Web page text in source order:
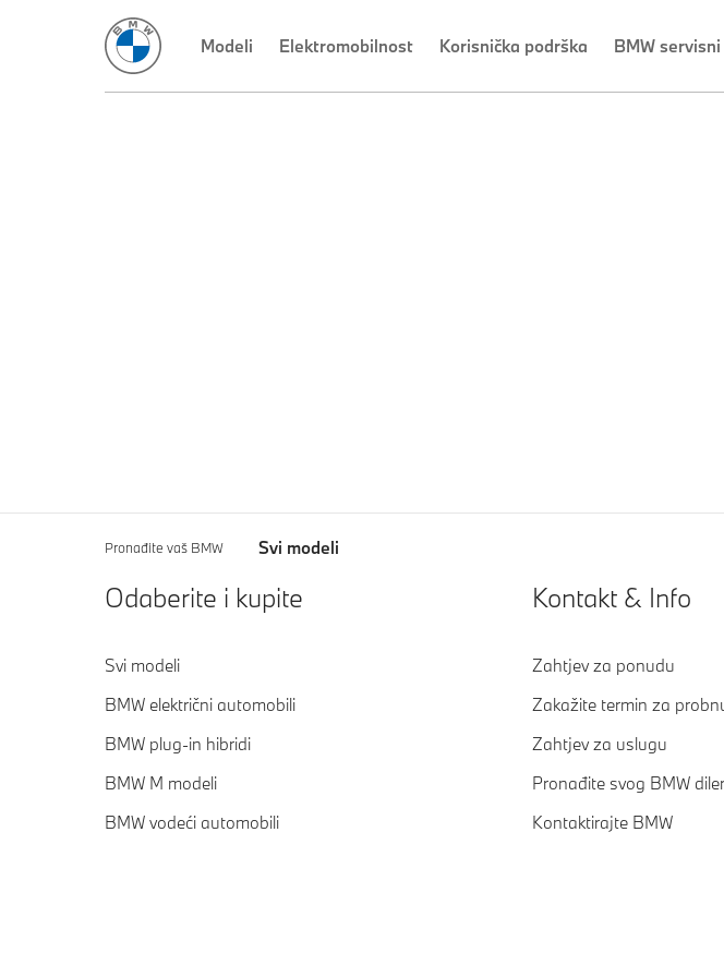
Modeli Elektromobilnost Korisnička podrška BMW
Pronađite vaš BMW Svi modeli
Odaberite i kupite
Svi modeli
BMW električni automobili
BMW plug-in hibridi
BMW M modeli
BMW vodeći automobili
Kontakt & Info
Zahtjev za ponudu
Zakažite termin za
Zahtjev za uslugu
Pronađite svog BMW
Kontaktirajte BMW